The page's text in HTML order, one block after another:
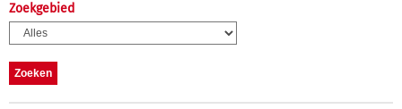
Zoekgebied